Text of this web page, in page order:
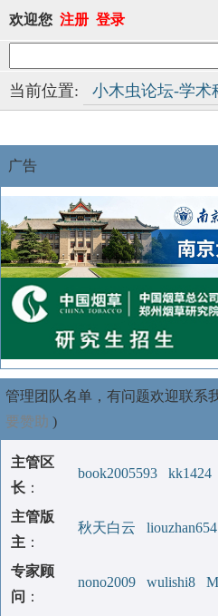
欢迎您 注册 登录
当前位置: 小木虫论坛-学术
广告
管理团队名单，有问题欢迎联系
要赞助 )
主管区
长 ：
book2005593 kk1424
主管版
主 ：
秋天白云 liouzhan654
专家顾
问 ：
nono2009 wulishi8